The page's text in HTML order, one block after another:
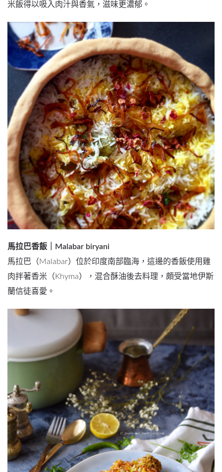
米飯得以吸入肉汁與香氣，滋味更濃郁。
馬拉巴香飯｜Malabar biryani
馬拉巴（Malabar）位於印度南部臨海，這邊的香飯使用雞
肉拌著香米（Khyma），混合酥油後去料理，頗受當地伊斯
蘭信徒喜愛。